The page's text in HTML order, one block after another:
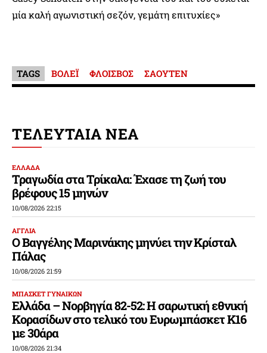
μία καλή αγωνιστική σεζόν, γεμάτη επιτυχίες»
TAGS ΒΟΛΕΪ ΦΛΟΙΣΒΟΣ ΣΑΟΥΤΕΝ
ΤΕΛΕΥΤΑΙΑ ΝΕΑ
ΕΛΛΑΔΑ
Τραγωδία στα Τρίκαλα: Έχασε τη ζωή του
βρέφους 15 μηνών
10/08/2026 22:15
ΑΓΓΛΙΑ
Ο Βαγγέλης Μαρινάκης μηνύει την Κρίσταλ
Πάλας
10/08/2026 21:59
ΜΠΑΣΚΕΤ ΓΥΝΑΙΚΩΝ
Ελλάδα – Νορβηγία 82-52: Η σαρωτική εθνική
Κορασίδων στο τελικό του Ευρωμπάσκετ Κ16
με 30άρα
10/08/2026 21:34